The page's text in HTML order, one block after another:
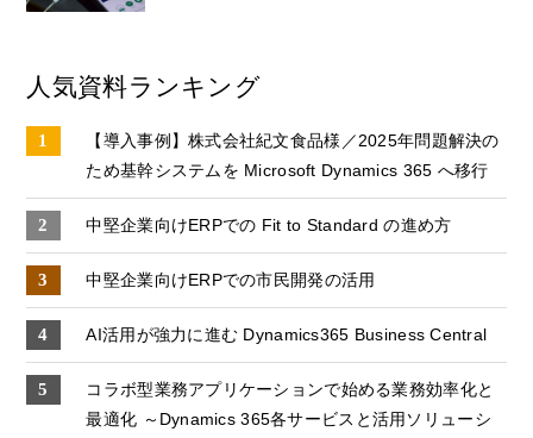
人気資料ランキング
【導入事例】株式会社紀文食品様／2025年問題解決の
ため基幹システムを Microsoft Dynamics 365 へ移行
中堅企業向けERPでの Fit to Standard の進め方
中堅企業向けERPでの市⺠開発の活用
AI活用が強力に進む Dynamics365 Business Central
コラボ型業務アプリケーションで始める業務効率化と
最適化 ～Dynamics 365各サービスと活用ソリューシ